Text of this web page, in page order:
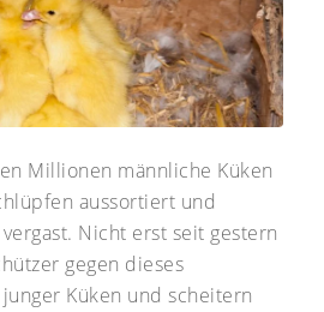
Millionen männliche Küken
aussortiert und
Nicht erst seit gestern
gegen dieses
Küken und scheitern